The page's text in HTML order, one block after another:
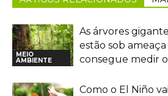
MEIO
AMBIENTE
As árvores
estão sob ameaça
consegue medir
Como o El Niño